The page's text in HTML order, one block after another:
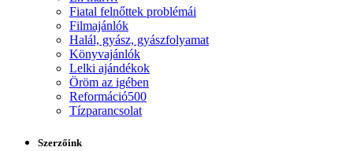
Fiatal felnőttek problémái
Filmajánlók
Halál, gyász, gyászfolyamat
Könyvajánlók
Lelki ajándékok
Öröm az igében
Reformáció500
Tízparancsolat
Szerzőink